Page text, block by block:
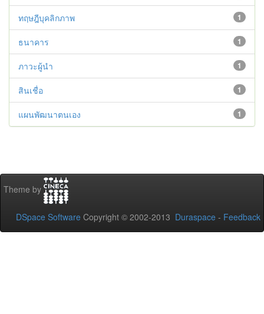
1
ทฤษฎีบุคลิกภาพ
1
ธนาคาร
1
ภาวะผู้นำ
1
สินเชื่อ
1
แผนพัฒนาตนเอง
Theme by
DSpace Software Copyright © 2002-2013 Duraspace - Feedback